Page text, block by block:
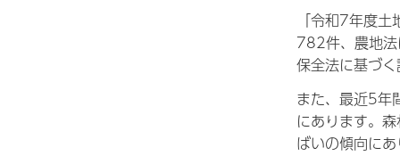
「令和7年度
782件、農地
保全法に基づ
また、最近5年
にあります。
ばいの傾向に